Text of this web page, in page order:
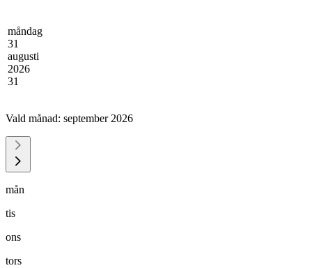
måndag
31
augusti
2026
31
Vald månad: september 2026
mån
tis
ons
tors